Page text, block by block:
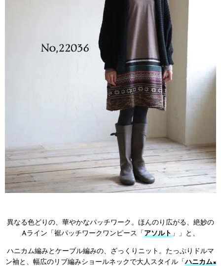
異なる色どりの、華やかなパッチワーク。ほんのり広がる、絶妙の
Aライン「裾パッチワークワンピース「 アソルト」」と、
ハニカム編みとケーブル編みの、ざっくりニット。たっぷりドルマ
ン袖と、幅広のリブ編みショールネックで大人スタイル「ハニカム×